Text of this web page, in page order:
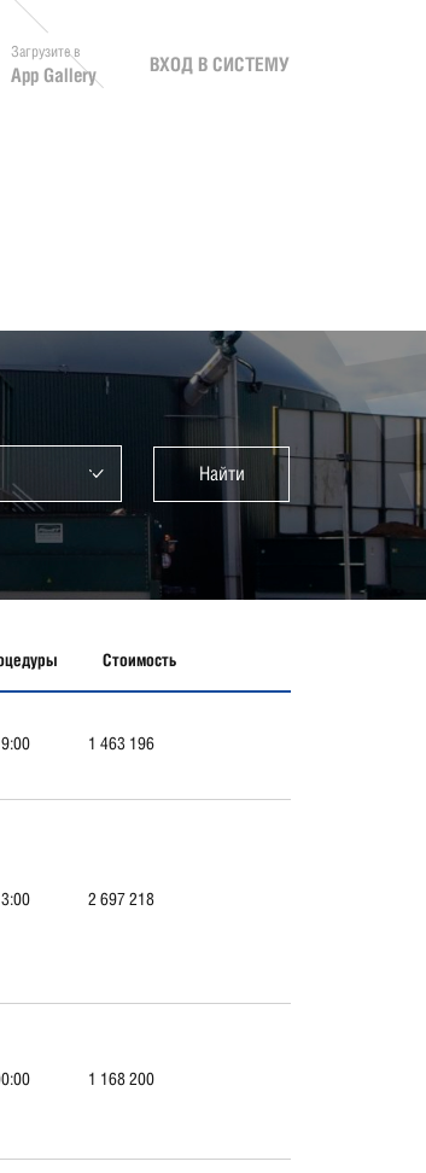
Загрузите в
App Gallery
ВХОД В СИСТЕМУ
Найти
Стоимость
1 463 196
2 697 218
1 168 200